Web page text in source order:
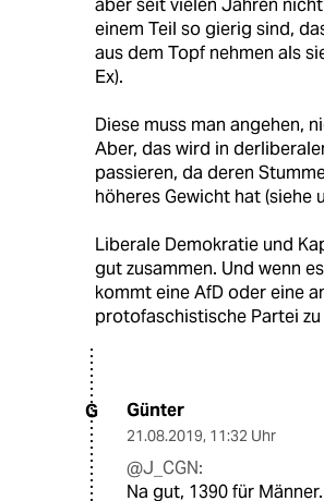
aber seit vielen Jahren
einem Teil so gierig sind,
aus dem Topf nehmen als
Ex).
Diese muss man angehen,
Aber, das wird in
passieren, da deren
höheres Gewicht hat (siehe
Liberale Demokratie und
gut zusammen. Und wenn
kommt eine AfD oder eine
protofaschistische Partei zu
G Günter
21.08.2019, 11:32 Uhr
@J_CGN:
Na gut, 1390 für